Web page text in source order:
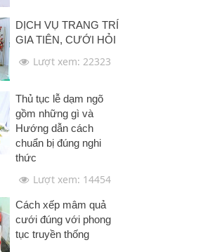
DỊCH VỤ TRANG TRÍ
GIA TIÊN, CƯỚI HỎI
Lượt xem: 22323
Thủ tục lễ dạm ngõ
gồm những gì và
Hướng dẫn cách
chuẩn bị đúng nghi
thức
Lượt xem: 14454
Cách xếp mâm quả
cưới đúng với phong
tục truyền thống